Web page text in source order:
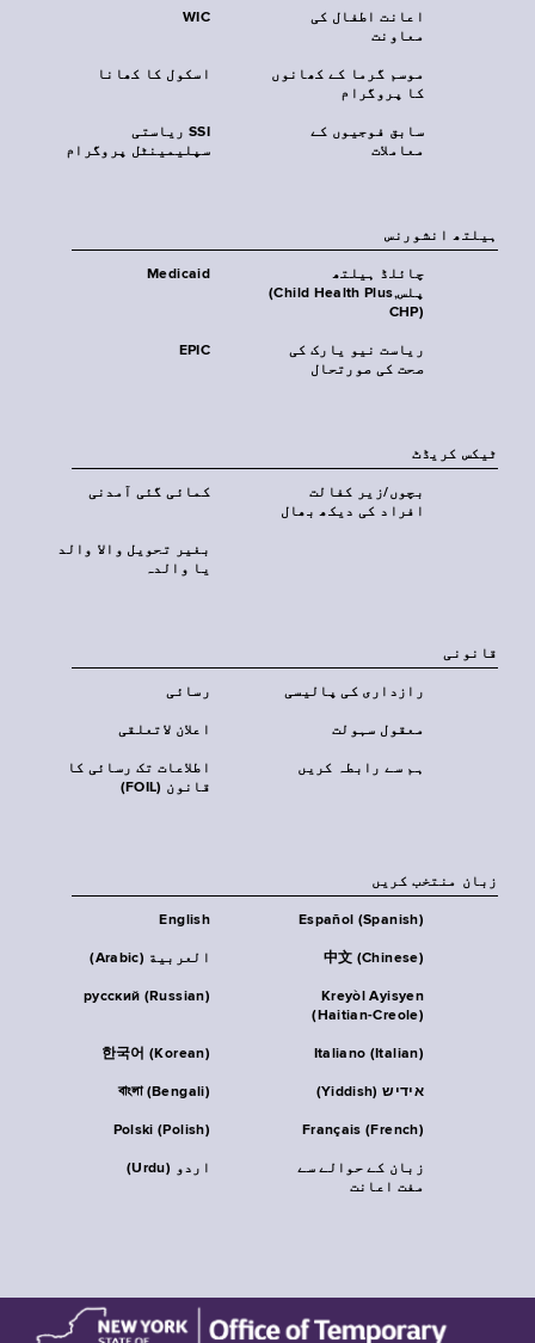
WIC
اعانت اطفال کی
معاونت
اسکول کا کھانا
موسم گرما کے کھانوں
کا پروگرام
SSI ریاستی
سپلیمینٹل پروگرام
سابق فوجیوں کے
معاملات
‏ہیلتھ انشورنس
Medicaid
چائلڈ ہیلتھ
پلس‎(Child Health Plus,
CHP)‎
EPIC
ریاست نیو یارک کی
صحت کی صورتحال
ٹیکس کریڈٹ
کمائی گئی آمدنی
بچوں/زیر کفالت
افراد کی دیکھ بھال
بغیر تحویل والا والد
یا والدہ
قانونی
رسائی رازداری کی پالیسی
اعلان لاتعلقی معقول سہولت
اطلاعات تک رسائی کا
قانون (FOIL)
ہم سے رابطہ کریں
زبان منتخب کریں
English Español (Spanish)
العربية (Arabic) 中文 (Chinese)
русский (Russian)
Kreyòl Ayisyen
(Haitian-Creole)
한국어 (Korean) Italiano (Italian)
বাংলা (Bengali) אידיש (Yiddish)
Polski (Polish) Français (French)
اردو (Urdu)
زبان کے حوالے سے
مفت اعانت